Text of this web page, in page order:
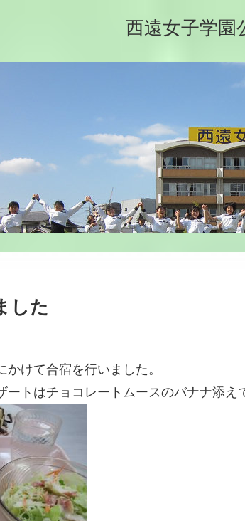
西遠女子学園
した
けて合宿を行いました。
トはチョコレートムースのバナナ添え